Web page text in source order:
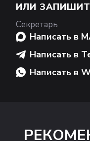
ИЛИ
Секретарь
Написать в
Написать в
Написать в